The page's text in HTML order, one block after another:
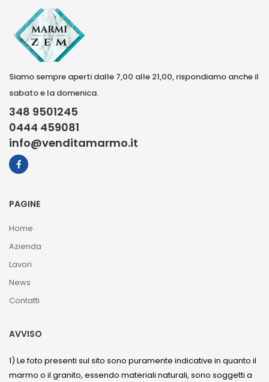
Siamo sempre aperti dalle 7,00 alle 21,00, rispondiamo anche il
sabato e la domenica.
348 9501245
0444 459081
info@venditamarmo.it
PAGINE
Home
Azienda
Lavori
News
Contatti
AVVISO
1) Le foto presenti sul sito sono puramente indicative in quanto il
marmo o il granito, essendo materiali naturali, sono soggetti a